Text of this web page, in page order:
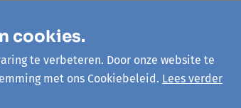
cookies.
te verbeteren. Door onze website te
met ons Cookiebeleid. Lees verder